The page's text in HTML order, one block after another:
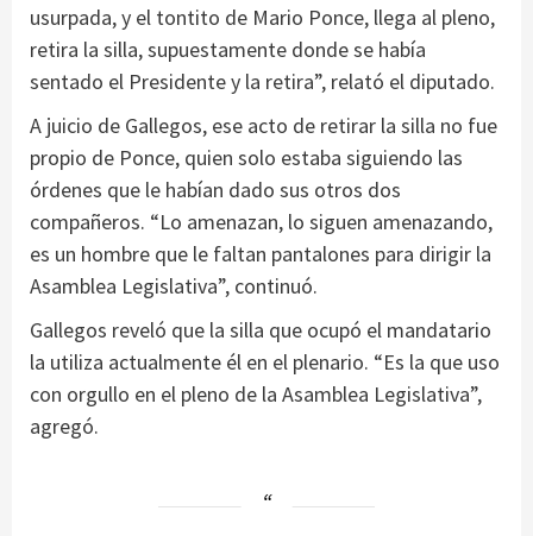
usurpada, y el tontito de Mario Ponce, llega al pleno,
retira la silla, supuestamente donde se había
sentado el Presidente y la retira”, relató el diputado.
A juicio de Gallegos, ese acto de retirar la silla no fue
propio de Ponce, quien solo estaba siguiendo las
órdenes que le habían dado sus otros dos
compañeros. “Lo amenazan, lo siguen amenazando,
es un hombre que le faltan pantalones para dirigir la
Asamblea Legislativa”, continuó.
Gallegos reveló que la silla que ocupó el mandatario
la utiliza actualmente él en el plenario. “Es la que uso
con orgullo en el pleno de la Asamblea Legislativa”,
agregó.